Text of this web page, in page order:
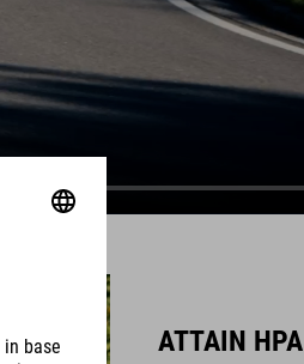
ATTAIN HPA